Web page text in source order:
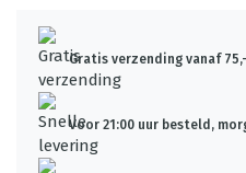
Gratis verzending vanaf
Voor 21:00 uur besteld,